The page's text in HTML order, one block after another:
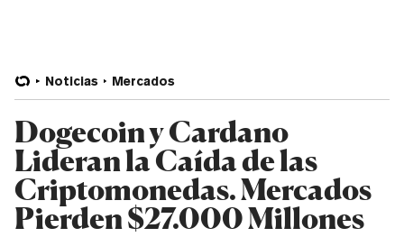
Noticias Mercados
Dogecoin y Cardano
Lideran la Caída de las
Criptomonedas. Mercados
Pierden $27.000 Millones